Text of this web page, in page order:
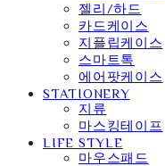
젤리/하드
카드케이스
지플립케이스
스마트톡
에어팟케이스
STATIONERY
지류
마스킹테이프
LIFE STYLE
마우스패드